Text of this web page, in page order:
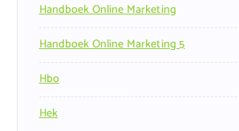
Handboek Online Marketing
Handboek Online Marketing 5
Hbo
Hek